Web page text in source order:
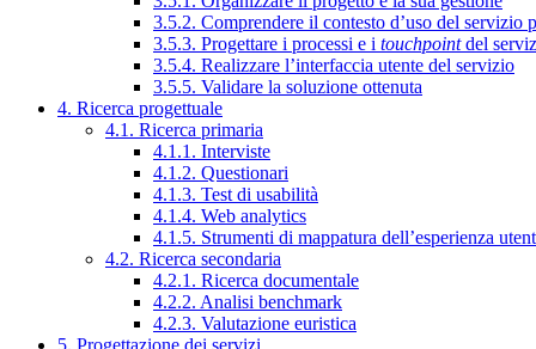
3.5.2. Comprendere il contesto d’uso del servizio
3.5.3. Progettare i processi e i touchpointdel
3.5.4. Realizzare l’interfaccia utente del servizio
3.5.5. Validare la soluzione ottenuta
4. Ricerca progettuale
4.1. Ricerca primaria
4.1.1. Interviste
4.1.2. Questionari
4.1.3. Test di usabilità
4.1.4. Web analytics
4.1.5. Strumenti di mappatura dell’esperienza
4.2. Ricerca secondaria
4.2.1. Ricerca documentale
4.2.2. Analisi benchmark
4.2.3. Valutazione euristica
5. Progettazione dei servizi